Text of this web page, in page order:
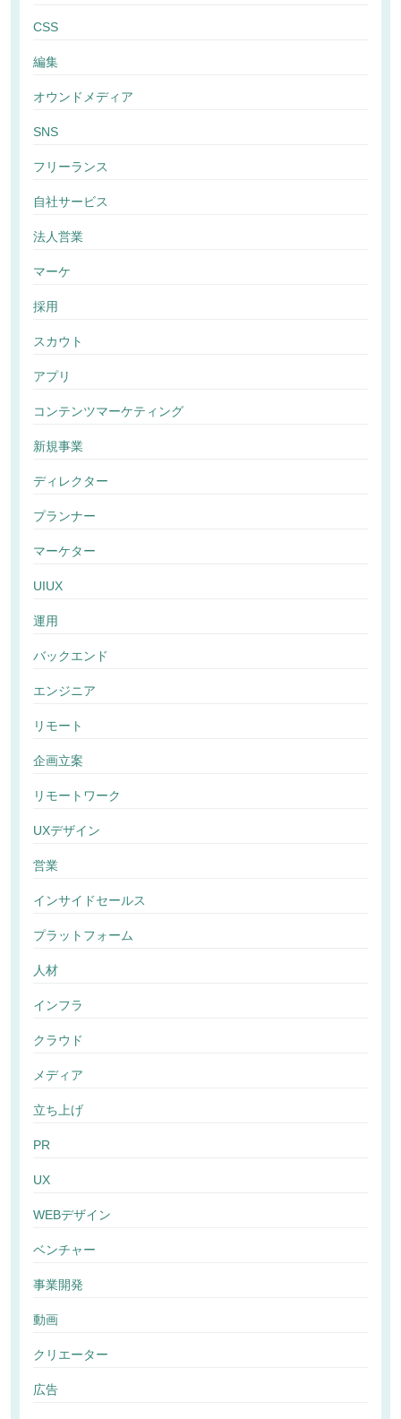
CSS
編集
オウンドメディア
SNS
フリーランス
自社サービス
法人営業
マーケ
採用
スカウト
アプリ
コンテンツマーケティング
新規事業
ディレクター
プランナー
マーケター
UIUX
運用
バックエンド
エンジニア
リモート
企画立案
リモートワーク
UXデザイン
営業
インサイドセールス
プラットフォーム
人材
インフラ
クラウド
メディア
立ち上げ
PR
UX
WEBデザイン
ベンチャー
事業開発
動画
クリエーター
広告